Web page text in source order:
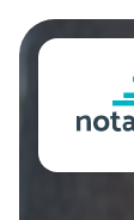
Overslaan
en
naar
inhoud